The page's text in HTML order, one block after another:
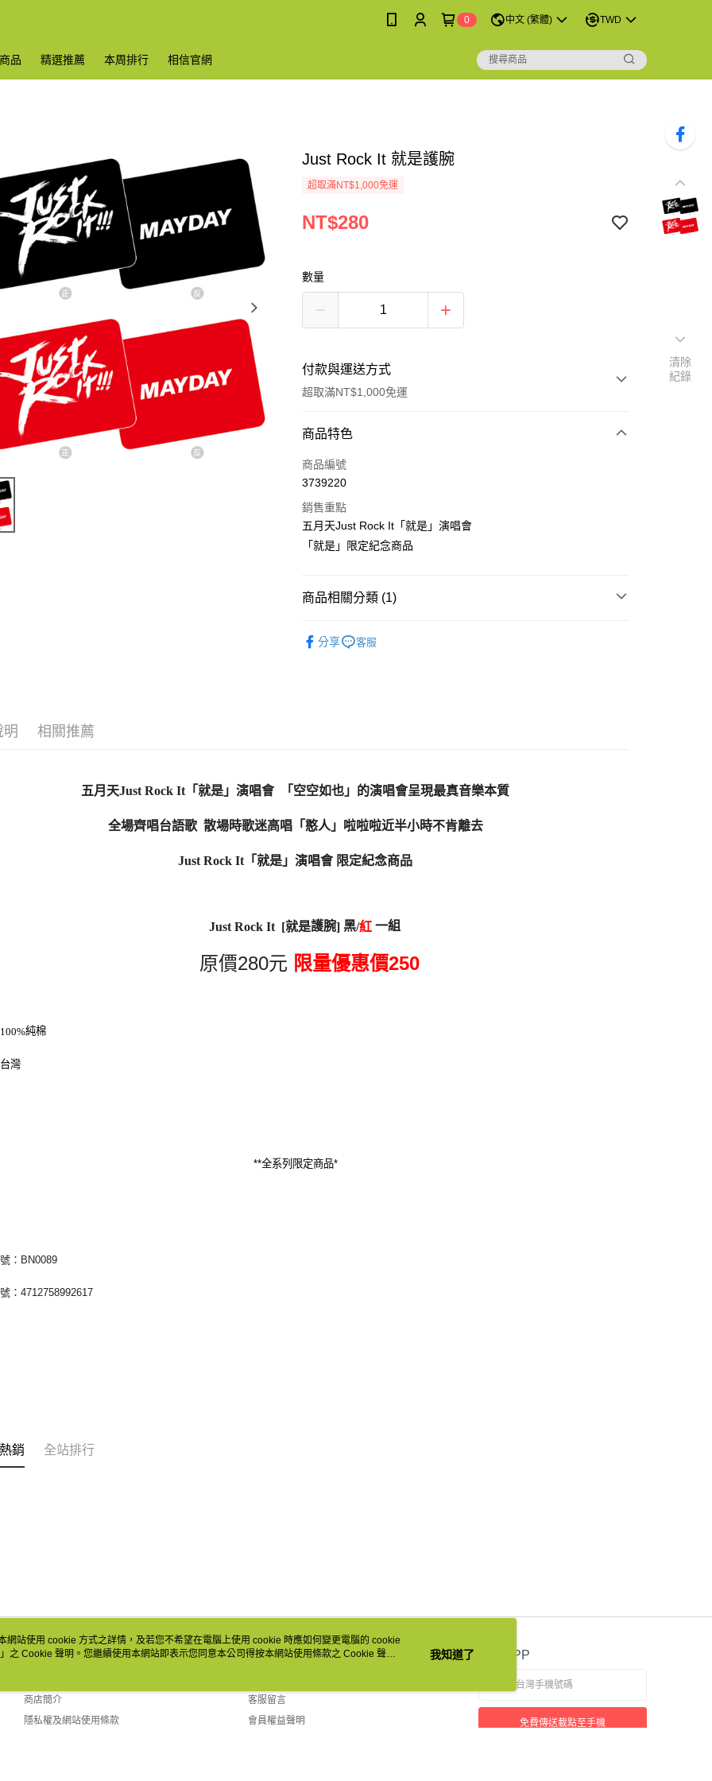
0 中文 (繁體) TWD
品 精選推薦 本周排行 相信官網
Just Rock It 就是護腕
超取滿NT$1,000免運
NT$280
數量
付款與運送方式
超取滿NT$1,000免運
付款方式
信用卡一次付款
LINE Pay
Apple Pay
全盈+PAY
付款後全家取貨
每筆NT$65，滿NT$1,000(含以上)免運費
7-11取貨付款
每筆NT$65，滿NT$1,000(含以上)免運費
宅配
每筆NT$85，滿NT$1,000(含以上)免運費
商品特色
商品編號
3739220
銷售重點
五月天Just Rock It「就是」演唱會
「就是」限定紀念商品
商品相關分類 (1)
分享
客服
明 相關推薦
五月天Just Rock It 「就是」演唱會 「空空如也」的演唱會呈現最真音樂本質
全場齊唱台語歌 散場時歌迷高唱「憨人」啦啦啦近半小時不肯離去
Just Rock It 「就是」演唱會 限定紀念商品
Just Rock It [就是護腕] 黑/紅 一組
原價280元 限量優惠價250
100%純棉
灣
**全系列限定商品*
：BN0089
：4712758992617
銷 全站排行
關於我們
商店簡介
隱私權及網站使用條款
客服資訊
客服留言
會員權益聲明
官方APP
免費傳送載點至手機
清除
紀錄
網站使用 cookie 方式之詳情，及若您不希望在電腦上使用 cookie 時應如何變更電腦的 cookie
」之 Cookie 聲明。您繼續使用本網站即表示您同意本公司得按本網站使用條款之 Cookie 聲明
我知道了